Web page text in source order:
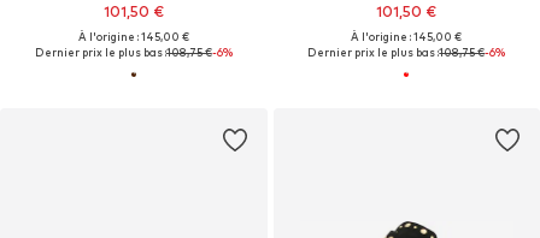
101,50 €
À l'origine : 145,00 €
Dernier prix le plus bas :108,75 €-6%
101,50 €
À l'origine : 145,00 €
Dernier prix le plus bas :108,75 €-6%